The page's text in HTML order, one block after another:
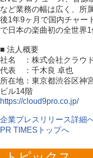
など業務の幅は広く、所
後1年9ヶ月で国内チャー
で日本の楽曲初の全世界1
■ 法人概要
社名 ：株式会社クラウ
代表 ：千木良 卓也
所在地：東京都渋谷区神
ビル14階
https://cloud9pro.co.jp/
企業プレスリリース詳細
PR TIMESトップへ